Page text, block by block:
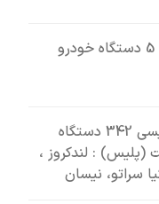
آخرین مهلت نام نویسی 342 دستگاه
(پلیس) : لندکروز ،